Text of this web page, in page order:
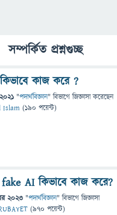
সম্পর্কিত প্রশ্নগুচ্ছ
কাজ করে ?
"পদার্থবিজ্ঞান" বিভাগে জিজ্ঞাসাকরেছেন
Islam (190 পয়েন্ট)
AI কিভাবে কাজ করে?
2023 "পদার্থবিজ্ঞান" বিভাগে জিজ্ঞাসা
(970 পয়েন্ট)